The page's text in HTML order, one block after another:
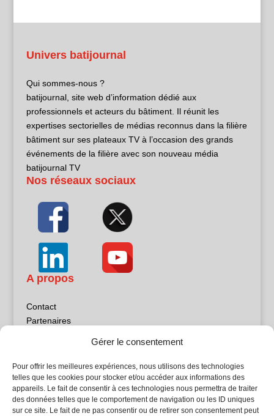
Gérer le consentement
Pour offrir les meilleures expériences, nous utilisons des technologies
telles que les cookies pour stocker et/ou accéder aux informations des
appareils. Le fait de consentir à ces technologies nous permettra de traiter
des données telles que le comportement de navigation ou les ID uniques
sur ce site. Le fait de ne pas consentir ou de retirer son consentement peut
Univers batijournal
Qui sommes-nous ?
batijournal, site web d’information dédié aux
professionnels et acteurs du bâtiment. Il réunit les
expertises sectorielles de médias reconnus dans la filière
bâtiment sur ses plateaux TV à l’occasion des grands
événements de la filière avec son nouveau média
batijournal TV
Nos réseaux sociaux
A propos
Contact
Partenaires
Politique de confidentialité
Sites partenaires
5Façades